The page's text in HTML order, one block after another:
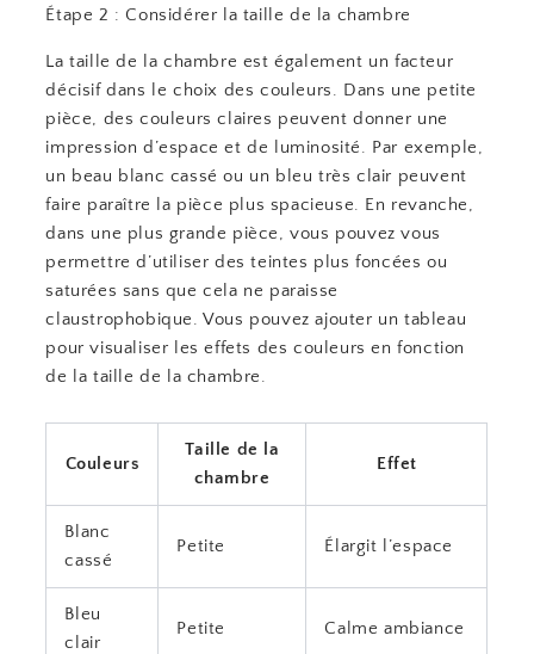
Étape 2 : Considérer la taille de la chambre
La taille de la chambre est également un facteur
décisif dans le choix des couleurs. Dans une petite
pièce, des couleurs claires peuvent donner une
impression d’espace et de luminosité. Par exemple,
un beau blanc cassé ou un bleu très clair peuvent
faire paraître la pièce plus spacieuse. En revanche,
dans une plus grande pièce, vous pouvez vous
permettre d’utiliser des teintes plus foncées ou
saturées sans que cela ne paraisse
claustrophobique. Vous pouvez ajouter un tableau
pour visualiser les effets des couleurs en fonction
de la taille de la chambre.
Couleurs
Taille de la
chambre
Effet
Blanc
cassé
Petite Élargit l’espace
Bleu
clair
Petite Calme ambiance